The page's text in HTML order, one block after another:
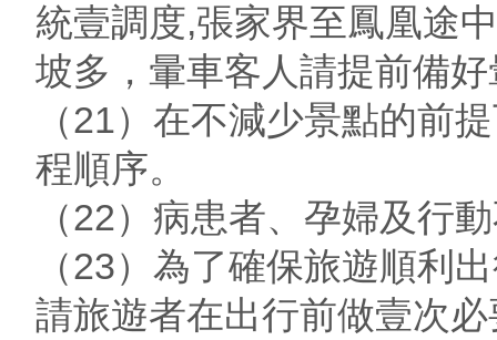
統壹調度,張家界至鳳凰途
坡多，暈車客人請提前備
（21）在不減少景點的前
程順序。
（22）病患者、孕婦及行
（23）為了確保旅遊順利
請旅遊者在出行前做壹次